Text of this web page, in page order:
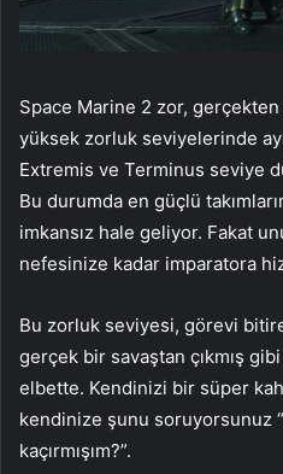
Space Marine 2 zor,
yüksek zorluk seviyelerinde
Extremis ve Terminus seviye
Bu durumda en güçlü
imkansız hale geliyor. Fakat
nefesinize kadar imparatora
Bu zorluk seviyesi, görevi
gerçek bir savaştan çıkmış
elbette. Kendinizi bir süper
kendinize şunu soruyorsunuz
kaçırmışım?”.